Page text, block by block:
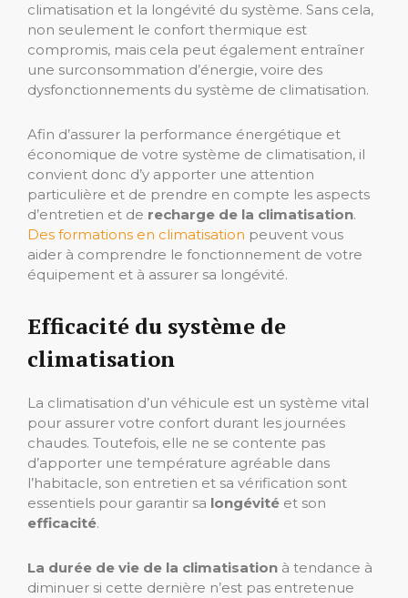
climatisation et la longévité du système. Sans cela,
non seulement le confort thermique est
compromis, mais cela peut également entraîner
une surconsommation d’énergie, voire des
dysfonctionnements du système de climatisation.
Afin d’assurer la performance énergétique et
économique de votre système de climatisation, il
convient donc d’y apporter une attention
particulière et de prendre en compte les aspects
d’entretien et de recharge de la climatisation.
Des formations en climatisation peuvent vous
aider à comprendre le fonctionnement de votre
équipement et à assurer sa longévité.
Efficacité du système de
climatisation
La climatisation d’un véhicule est un système vital
pour assurer votre confort durant les journées
chaudes. Toutefois, elle ne se contente pas
d’apporter une température agréable dans
l’habitacle, son entretien et sa vérification sont
essentiels pour garantir sa longévité et son
efficacité.
La durée de vie de la climatisation à tendance à
diminuer si cette dernière n’est pas entretenue